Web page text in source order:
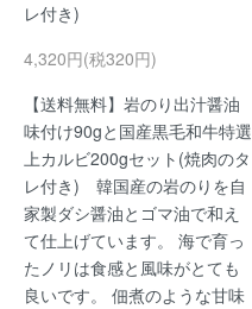
レ付き)
4,320円(税320円)
【送料無料】岩のり出汁醤油
味付け90gと国産黒毛和牛特選
上カルビ200gセット(焼肉のタ
レ付き) 韓国産の岩のりを自
家製ダシ醤油とゴマ油で和え
て仕上げています。 海で育っ
たノリは食感と風味がとても
良いです。 佃煮のような甘味